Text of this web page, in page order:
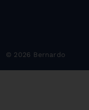
© 2026 Bernardo